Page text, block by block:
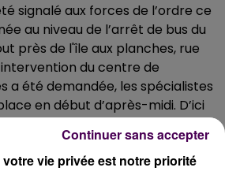
signalé aux forces de l’ordre ce
au niveau de l’arrêt de bus du
près de l'île aux planches, rue
du centre de
a été demandée, les spécialistes
en début d’après-midi. D’ici
la circulation des véhicules
coupée afin de maintenir un
L’accès des véhicules à la rue
au niveau du rond-point entre le
vie privée est notre priorité
Continuer sans accepter